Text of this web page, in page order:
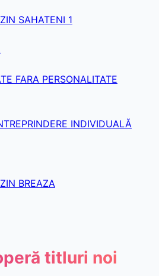
SAHATENI 1
FARA PERSONALITATE
INDIVIDUALĂ
BREAZA
titluri noi